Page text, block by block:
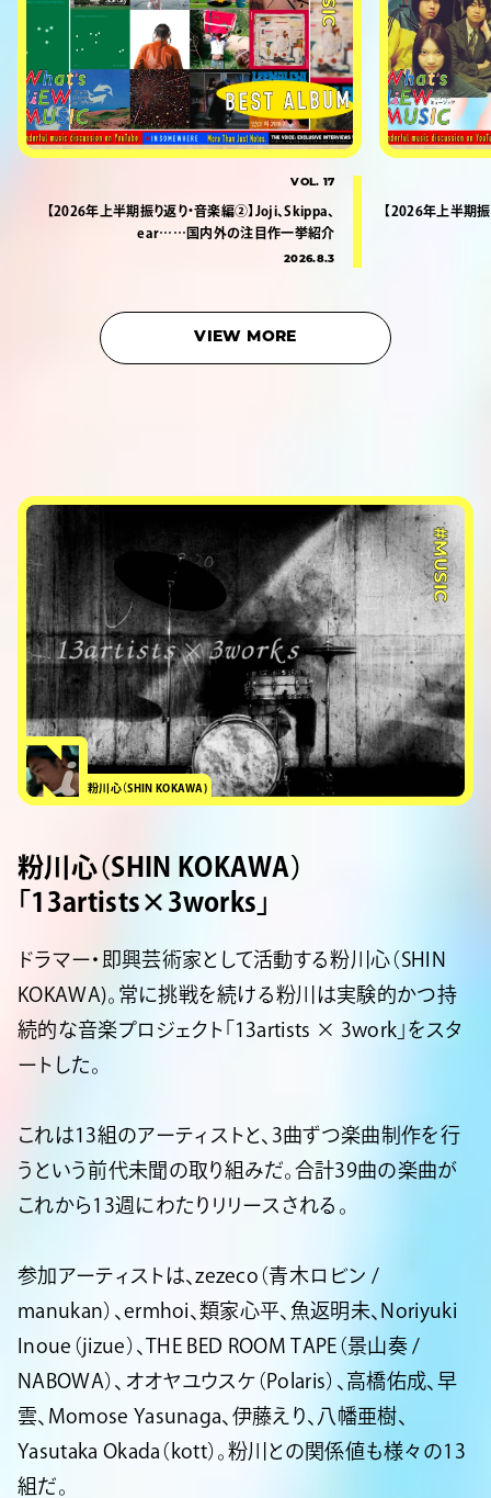
VOL. 17
【2026年上半期振り返り・音楽編②】Joji、Skippa、
ear……国内外の注目作一挙紹介
2026.8.3
【2026年上半期
VIEW MORE
#MUSIC
粉川心（SHIN KOKAWA)
粉川心（SHIN KOKAWA）
「13artists×3works」
ドラマー・即興芸術家として活動する粉川心（SHIN
KOKAWA)。常に挑戦を続ける粉川は実験的かつ持
続的な音楽プロジェクト「13artists × 3work」をスタ
ートした。
これは13組のアーティストと、3曲ずつ楽曲制作を行
うという前代未聞の取り組みだ。合計39曲の楽曲が
これから13週にわたりリリースされる。
参加アーティストは、zezeco（青木ロビン /
manukan）、ermhoi、類家心平、魚返明未、Noriyuki
Inoue（jizue）、THE BED ROOM TAPE（景山奏 /
NABOWA）、オオヤユウスケ（Polaris）、高橋佑成、早
雲、Momose Yasunaga、伊藤えり、八幡亜樹、
Yasutaka Okada（kott）。粉川との関係値も様々の13
組だ。